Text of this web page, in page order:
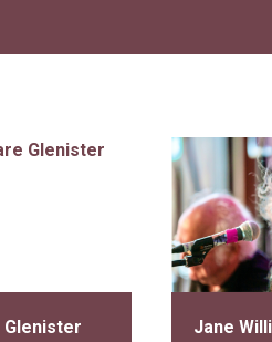
Glenister Jane